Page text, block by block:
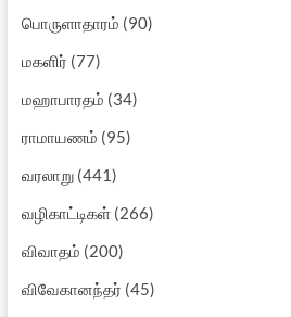
பொருளாதாரம் (90)
மகளிர் (77)
மஹாபாரதம் (34)
ராமாயணம் (95)
வரலாறு(441)
வழிகாட்டிகள்(266)
விவாதம் (200)
விவேகானந்தர் (45)